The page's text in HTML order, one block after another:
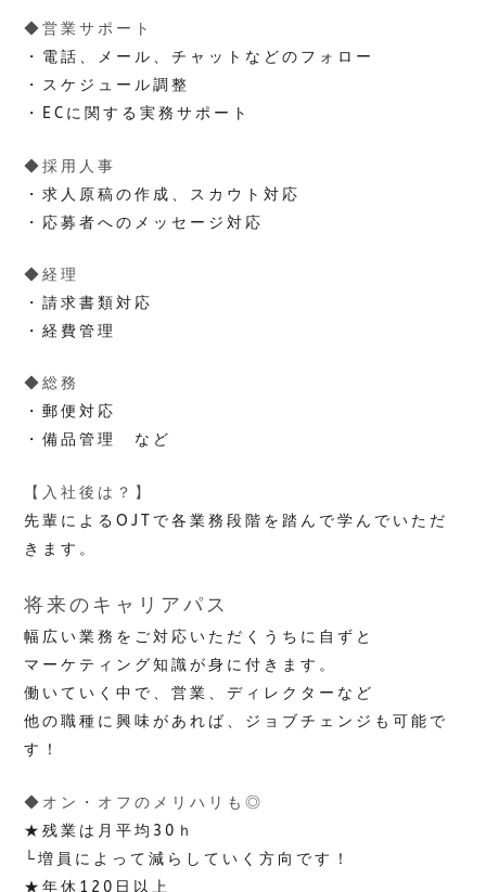
◆営業サポート
・電話、メール、チャットなどのフォロー
・スケジュール調整
・ECに関する実務サポート
◆採用人事
・求人原稿の作成、スカウト対応
・応募者へのメッセージ対応
◆経理
・請求書類対応
・経費管理
◆総務
・郵便対応
・備品管理 など
【入社後は？】
先輩によるOJTで各業務段階を踏んで学んでいただ
きます。
将来のキャリアパス
幅広い業務をご対応いただくうちに自ずと
マーケティング知識が身に付きます。
働いていく中で、営業、ディレクターなど
他の職種に興味があれば、ジョブチェンジも可能で
す！
◆オン・オフのメリハリも◎
★残業は月平均30ｈ
└増員によって減らしていく方向です！
★年休120日以上